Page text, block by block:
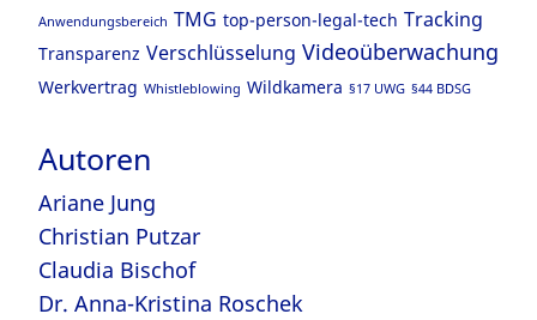
Anwendungsbereich TMG top-person-legal-tech Tracking
Transparenz Verschlüsselung Videoüberwachung
Werkvertrag Whistleblowing Wildkamera §17 UWG §44 BDSG
Autoren
Ariane Jung
Christian Putzar
Claudia Bischof
Dr. Anna-Kristina Roschek